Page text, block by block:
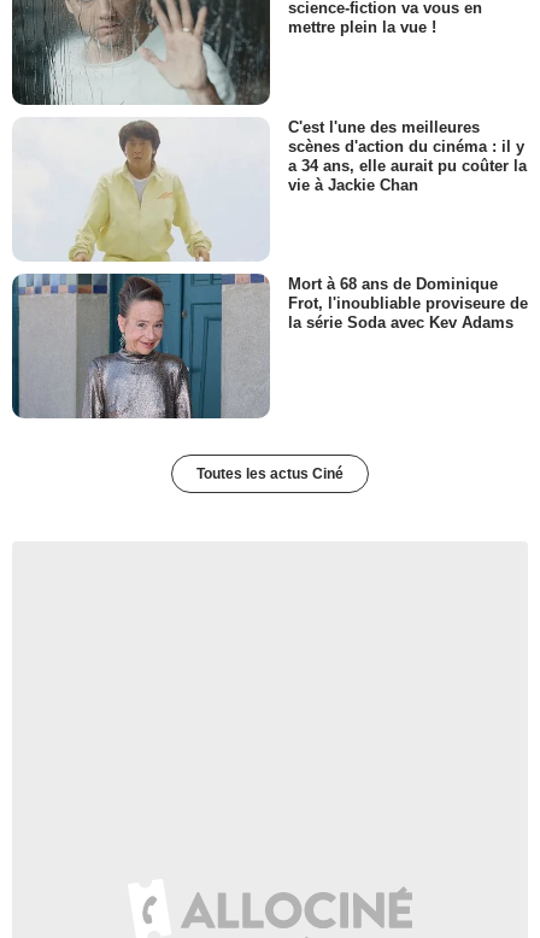
science-fiction va vous en
mettre plein la vue !
C'est l'une des meilleures
scènes d'action du cinéma : il y
a 34 ans, elle aurait pu coûter la
vie à Jackie Chan
Mort à 68 ans de Dominique
Frot, l'inoubliable proviseure de
la série Soda avec Kev Adams
Toutes les actus Ciné